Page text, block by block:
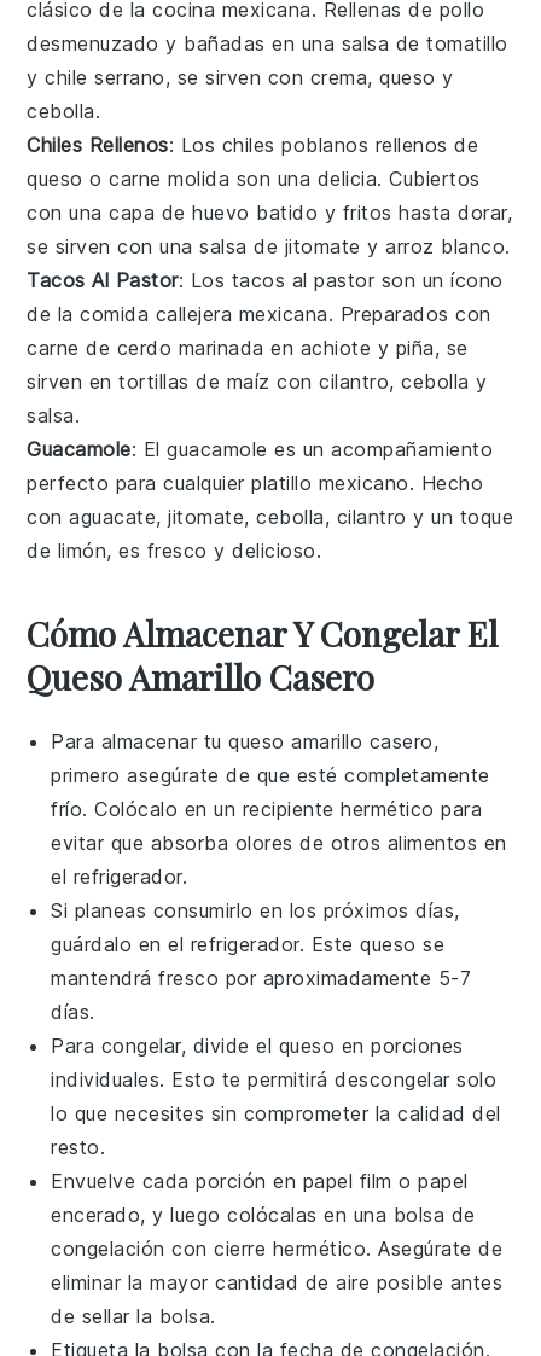
clásico de la cocina mexicana. Rellenas de pollo
desmenuzado y bañadas en una salsa detomatillo
ychile serrano, se sirven con crema,queso y
cebolla.
Chiles Rellenos: Los chiles poblanos rellenos de
queso ocarne molida son una delicia. Cubiertos
con una capa dehuevo batido y fritos hasta dorar,
se sirven con una salsa de jitomate yarroz blanco.
Tacos Al Pastor: Los tacos al pastor son un ícono
de la comida callejera mexicana. Preparados con
carne de cerdo marinada en achiote y piña, se
sirven entortillas de maíz concilantro,cebolla y
salsa.
Guacamole: Elguacamole es un acompañamiento
perfecto para cualquier platillo mexicano. Hecho
conaguacate,jitomate,cebolla, cilantro y un toque
de limón, es fresco y delicioso.
Cómo Almacenar Y Congelar El
Queso Amarillo Casero
Para almacenar tuqueso amarillo casero,
primero asegúrate de que esté completamente
frío. Colócalo en un recipiente hermético para
evitar que absorba olores de otros alimentos en
el refrigerador.
Si planeas consumirlo en los próximos días,
guárdalo en el refrigerador. Estequeso se
mantendrá fresco por aproximadamente 5-7
días.
Para congelar, divide el queso en porciones
individuales. Esto te permitirá descongelar solo
lo que necesites sin comprometer la calidad del
resto.
Envuelve cada porción en papel film o papel
encerado, y luego colócalas en una bolsa de
congelación con cierre hermético. Asegúrate de
eliminar la mayor cantidad de aire posible antes
de sellar la bolsa.
Etiqueta la bolsa con la fecha de congelación.